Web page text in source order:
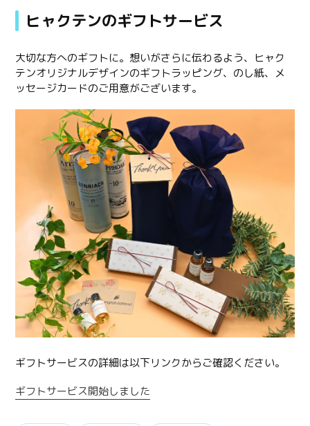
ヒャクテンのギフトサービス
大切な方へのギフトに。想いがさらに伝わるよう、ヒャク
テンオリジナルデザインのギフトラッピング、のし紙、メ
ッセージカードのご用意がございます。
ギフトサービスの詳細は以下リンクからご確認ください。
ギフトサービス開始しました